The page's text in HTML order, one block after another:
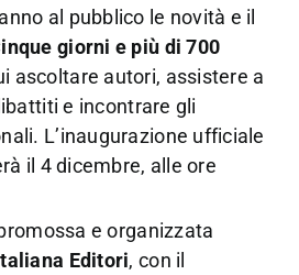
al pubblico le novità e il
giorni e più di 700
ascoltare autori, assistere a
e incontrare gli
L’inaugurazione ufficiale
il 4 dicembre, alle ore
e organizzata
Editori, con il